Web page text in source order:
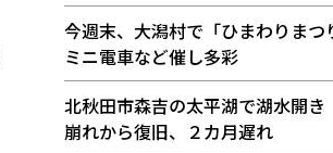
今週末、大潟村で「ひまわりま
ミニ電車など催し多彩
北秋田市森吉の太平湖で湖水開
崩れから復旧、２カ月遅れ